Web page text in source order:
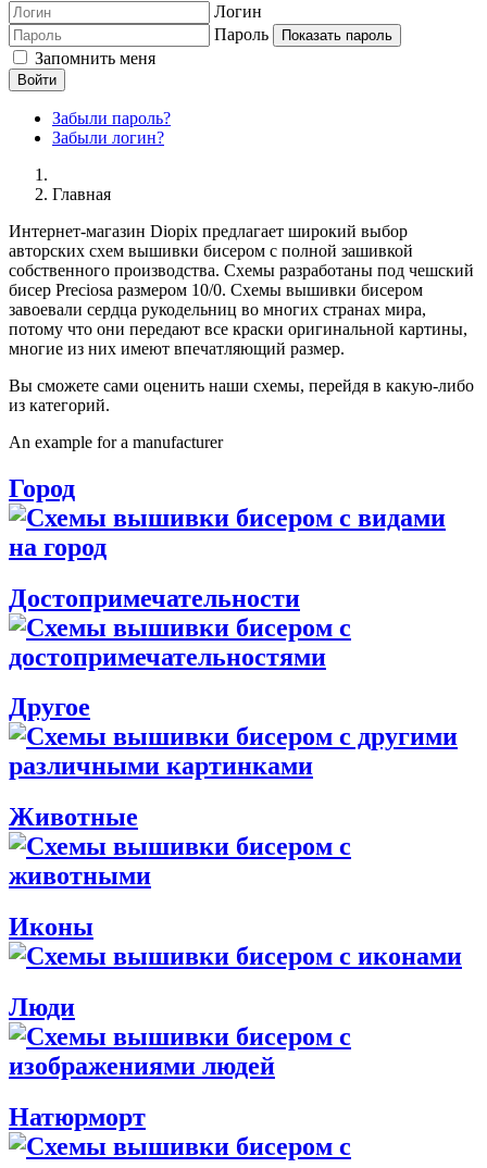
Логин
Пароль
Показать пароль
Запомнить меня
Войти
Забыли пароль?
Забыли логин?
Главная
Интернет-магазин Diopix предлагает широкий выбор
авторских схем вышивки бисером с полной зашивкой
собственного производства. Схемы разработаны под чешский
бисер Preciosa размером 10/0. Схемы вышивки бисером
завоевали сердца рукодельниц во многих странах мира,
потому что они передают все краски оригинальной картины,
многие из них имеют впечатляющий размер.
Вы сможете сами оценить наши схемы, перейдя в какую-либо
из категорий.
An example for a manufacturer
Город
Достопримечательности
Другое
Животные
Иконы
Люди
Натюрморт